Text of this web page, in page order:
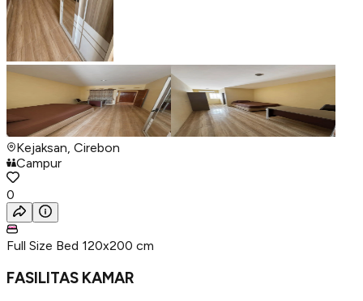
Kejaksan, Cirebon
Campur
0
Full Size Bed 120x200 cm
FASILITAS KAMAR